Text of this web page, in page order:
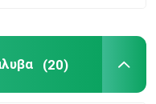
(20)